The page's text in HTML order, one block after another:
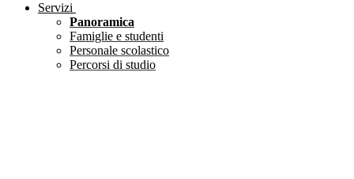
Servizi
Panoramica
Famiglie e studenti
Personale scolastico
Percorsi di studio